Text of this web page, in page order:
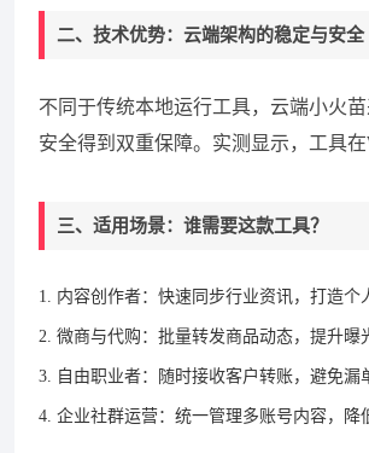
二、技术优势：云端架构的稳定与安全
不同于传统本地运行工具，云端小火
安全得到双重保障。实测显示，工具
三、适用场景：谁需要这款工具？
内容创作者：快速同步行业资讯，打造个
微商与代购：批量转发商品动态，提升曝
自由职业者：随时接收客户转账，避免漏
企业社群运营：统一管理多账号内容，降